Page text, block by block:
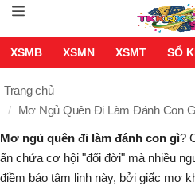
XSMB XSMN XSMT SỔ
Trang chủ
Mơ Ngủ Quên Đi Làm Đánh Con
Mơ ngủ quên đi làm đánh con gì?
ẩn chứa cơ hội "đổi đời" mà nhiều
điềm báo tâm linh này, bởi giấc mơ